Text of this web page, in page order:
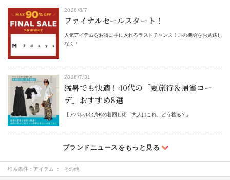
2026/8/7
ファイナルセールスタート！
人気アイテムをお得に手に入れるラストチャンス！この機会をお見逃し
なく！
2026/7/31
猛暑でも快適！40代の「夏旅行＆帰省コー
デ」おすすめ8選
【アパレル出身Kの着回し術「大人はこれ、どう着る？」
検索条件： アイテム ： その他